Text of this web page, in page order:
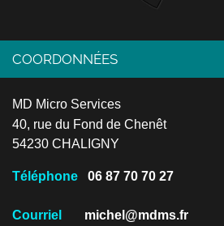
COORDONNÉES
MD Micro Services
40, rue du Fond de Chenêt
54230 CHALIGNY
Téléphone 06 87 70 70 27
Courriel
michel@mdms.fr